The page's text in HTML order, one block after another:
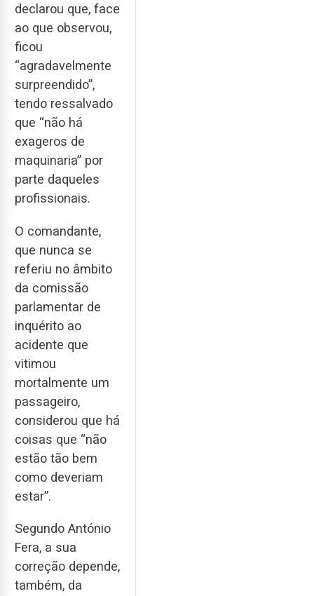
declarou que, face
ao que observou,
ficou
“agradavelmente
surpreendido”,
tendo ressalvado
que “não há
exageros de
maquinaria” por
parte daqueles
profissionais.
O comandante,
que nunca se
referiu no âmbito
da comissão
parlamentar de
inquérito ao
acidente que
vitimou
mortalmente um
passageiro,
considerou que há
coisas que “não
estão tão bem
como deveriam
estar”.
Segundo António
Fera, a sua
correção depende,
também, da